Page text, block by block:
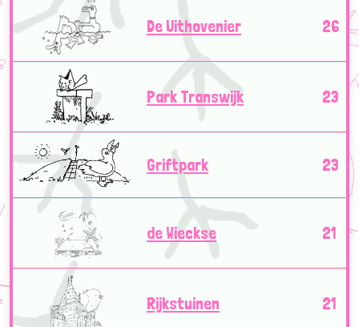
De Uithovenier 26
Park Transwijk 23
Griftpark 23
de Wieckse 21
Rijkstuinen 21